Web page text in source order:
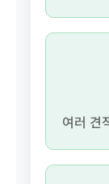
여러 견